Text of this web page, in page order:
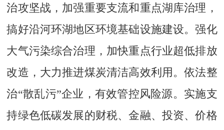
治攻坚战，加强重要支流和重点湖库治理，
搞好沿河环湖地区环境基础设施建设。强化
大气污染综合治理，加快重点行业超低排放
改造，大力推进煤炭清洁高效利用。依法整
治“散乱污”企业，有效管控风险源。实施支
持绿色低碳发展的财税、金融、投资、价格